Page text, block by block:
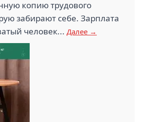
копию трудового
забирают себе. Зарплата
человек... Далее →